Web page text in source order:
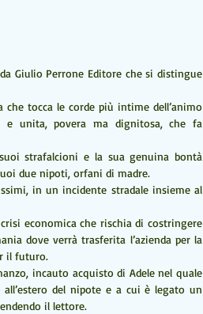
Giulio Perrone Editore che si distingue
che tocca le corde più intime dell’animo
e unita, povera ma dignitosa, che fa
strafalcioni e la sua genuina bontà
due nipoti, orfani di madre.
in un incidente stradale insieme al
economica che rischia di costringere
dove verrà trasferita l’azienda per la
il futuro.
incauto acquisto di Adele nel quale
del nipote e a cui è legato un
il lettore.